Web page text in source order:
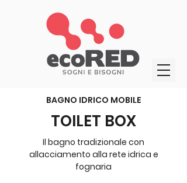
BAGNO IDRICO MOBILE
TOILET BOX
Il bagno tradizionale con
allacciamento alla rete idrica e
fognaria